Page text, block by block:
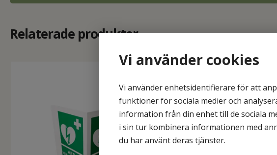
Vi använder cookies
Vi använder enhetsidentifierare för att
funktioner för sociala medier och
information från din enhet till de sociala
i sin tur kombinera informationen med
du har använt deras tjänster.
Relaterade produkter